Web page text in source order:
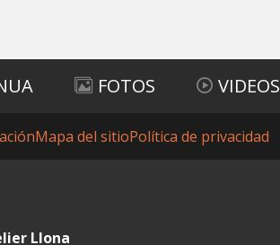
FOTOS VIDEOS
Mapa del sitioPolítica de privacidad
Llona